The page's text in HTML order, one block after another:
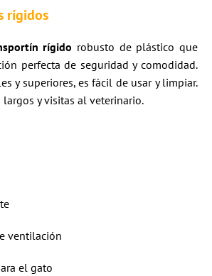
rígidos
rígido robusto de plástico que
perfecta de seguridad y comodidad.
y superiores, es fácil de usar y limpiar.
largos y visitas al veterinario.
ventilación
el gato